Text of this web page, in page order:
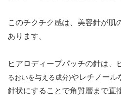
このチクチク感は、美容針が肌
あります。
ヒアロディープパッチの針は、
るおいを与える成分)やレチノール
針状にすることで角質層まで直